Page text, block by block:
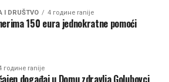
I DRUŠTVO 4 године ranije
150 eura jednokratne pomoći
године ranije